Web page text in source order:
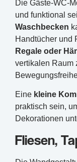
Die Gäste-WC-
und funktional
Waschbecken
Handtücher und
Regale oder
vertikalen Raum
Eine kleine
praktisch sein,
Dekorationen
Fliesen,